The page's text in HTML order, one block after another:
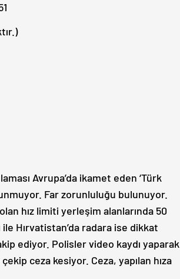
Avrupa’da ikamet eden ‘Türk
Far zorunluluğu bulunuyor.
hız limiti yerleşim alanlarında 50
Hırvatistan’da radara ise dikkat
ediyor. Polisler video kaydı yaparak
ceza kesiyor. Ceza, yapılan hıza